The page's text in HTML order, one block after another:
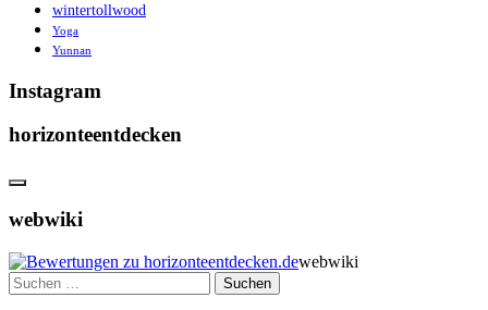
wintertollwood
Yoga
Yunnan
Instagram
horizonteentdecken
webwiki
webwiki
Suchen
nach: